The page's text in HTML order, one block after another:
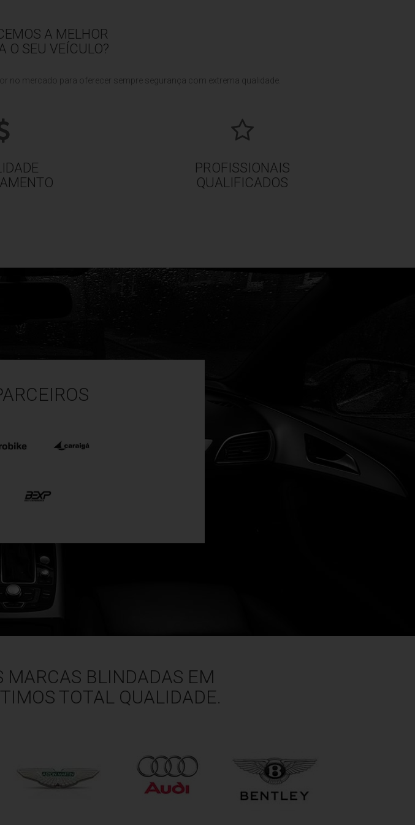
A MELHOR
O SEU VEÍCULO?
no mercado para oferecer sempre segurança com extrema qualidade.
PROFISSIONAIS
QUALIFICADOS
MARCAS BLINDADAS EM
TOTAL QUALIDADE.